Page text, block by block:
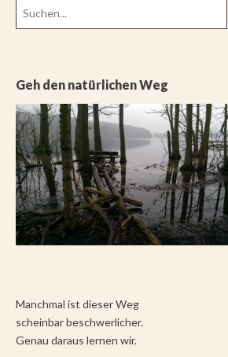
Geh den natürlichen Weg
Manchmal ist dieser Weg
scheinbar beschwerlicher.
Genau daraus lernen wir.